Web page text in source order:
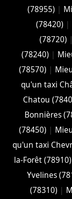
(78955) |
(78420) |
(78720) |
(78240) |
(78570) |
qu'un taxi
Chatou
Bonnières
(78450) |
qu'un taxi
la-Forêt (78910)
Yvelines
(78310) |